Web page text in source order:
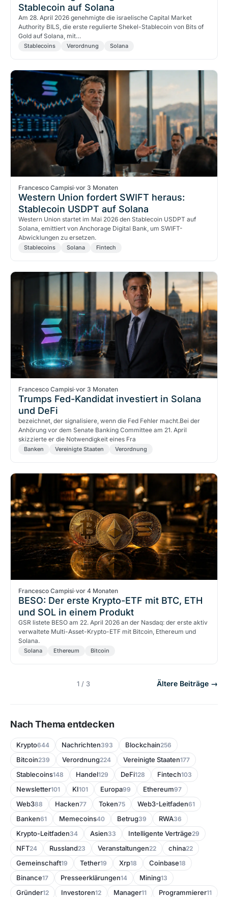
Stablecoin auf Solana
Am 28. April 2026 genehmigte die israelische Capital Market
Authority BILS, die erste regulierte Shekel-Stablecoin von Bits of
Gold auf Solana, mit…
Stablecoins Verordnung Solana
Francesco Campisi·vor 3 Monaten
Western Union fordert SWIFT heraus:
Stablecoin USDPT auf Solana
Western Union startet im Mai 2026 den Stablecoin USDPT auf
Solana, emittiert von Anchorage Digital Bank, um SWIFT-
Abwicklungen zu ersetzen.
Stablecoins Solana Fintech
Francesco Campisi·vor 3 Monaten
Trumps Fed-Kandidat investiert in Solana
und DeFi
bezeichnet, der signalisiere, wenn die Fed Fehler macht.Bei der
Anhörung vor dem Senate Banking Committee am 21. April
skizzierte er die Notwendigkeit eines Fra
Banken Vereinigte Staaten Verordnung
Francesco Campisi·vor 4 Monaten
BESO: Der erste Krypto-ETF mit BTC, ETH
und SOL in einem Produkt
GSR listete BESO am 22. April 2026 an der Nasdaq: der erste aktiv
verwaltete Multi-Asset-Krypto-ETF mit Bitcoin, Ethereum und
Solana.
Solana Ethereum Bitcoin
1 / 3 Ältere Beiträge →
Nach Thema entdecken
Krypto644 Nachrichten393 Blockchain256
Bitcoin239 Verordnung224 Vereinigte Staaten177
Stablecoins148 Handel129 DeFi128 Fintech103
Newsletter101 KI101 Europa99 Ethereum97
Web388 Hacken77 Token75 Web3-Leitfaden61
Banken61 Memecoins40 Betrug39 RWA36
Krypto-Leitfaden34 Asien33 Intelligente Verträge29
NFT24 Russland23 Veranstaltungen22 china22
Gemeinschaft19 Tether19 Xrp18 Coinbase18
Binance17 Presseerklärungen14 Mining13
Gründer12 Investoren12 Manager11 Programmierer11